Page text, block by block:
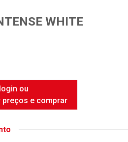
WHITE
ou
preços e comprar